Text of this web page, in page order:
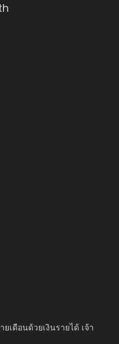
เดือนด้วยเงินรายได้ เจ้า